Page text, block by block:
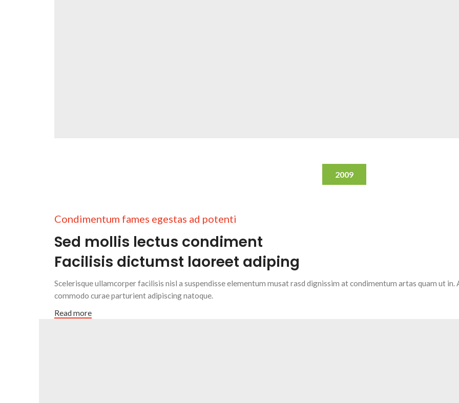
2009
Condimentum fames egestas ad potenti
Sed mollis lectus condiment
Facilisis dictumst laoreet adiping
Scelerisque ullamcorper facilisis nisl a suspendisse elementum musat rasd dignissim at condimentum artas quam ut in.
commodo curae parturient adipiscing natoque.
Read more